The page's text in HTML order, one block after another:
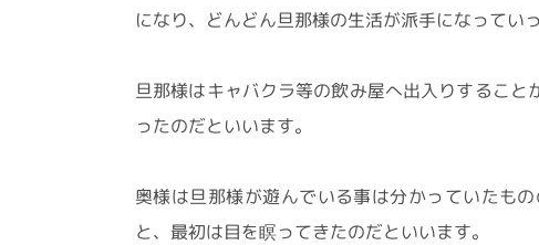
になり、どんどん旦那様の生活が派手になってい
旦那様はキャバクラ等の飲み屋へ出入りするこ
ったのだといいます。
奥様は旦那様が遊んでいる事は分かっていたも
と、最初は目を瞑ってきたのだといいます。